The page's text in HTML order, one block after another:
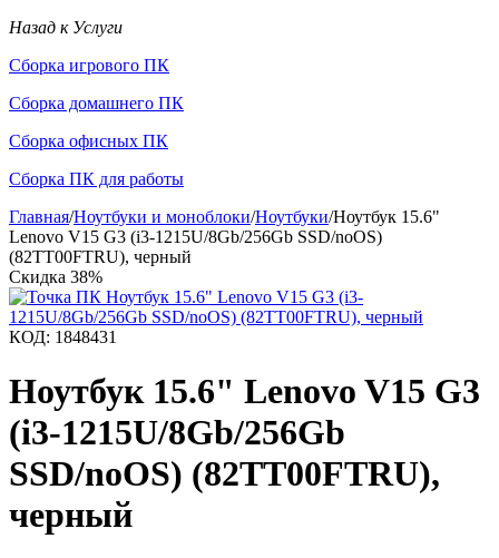
Назад к Услуги
Сборка игрового ПК
Сборка домашнего ПК
Сборка офисных ПК
Сборка ПК для работы
Главная/Ноутбуки и моноблоки/Ноутбуки/Ноутбук 15.6"
Lenovo V15 G3 (i3-1215U/8Gb/256Gb SSD/noOS)
(82TT00FTRU), черный
Скидка 38%
КОД: 1848431
Ноутбук 15.6" Lenovo V15 G3
(i3-1215U/8Gb/256Gb
SSD/noOS) (82TT00FTRU),
черный